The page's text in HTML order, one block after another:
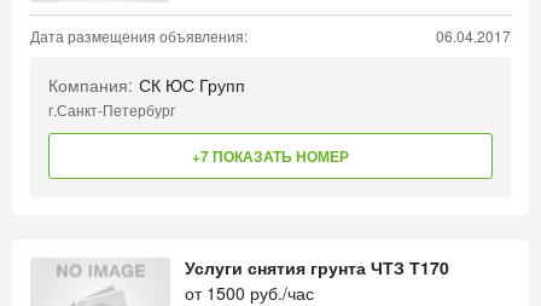
Дата размещения объявления: 06.04.2017
Компания: СК ЮС Групп
г.Санкт-Петербург
+7 ПОКАЗАТЬ НОМЕР
Услуги снятия грунта ЧТЗ Т170
от 1500 руб./час